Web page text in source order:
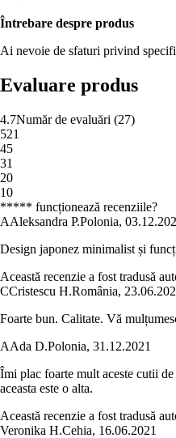
Întrebare despre produs
Ai nevoie de sfaturi privind
Evaluare produs
4.7Număr de evaluări (27)
521
45
31
20
10
***** funcționează recenziile?
AAleksandra P.Polonia,
Design japonez minimalist și
Această recenzie a fost tradusă
CCristescu H.România,
Foarte bun. Calitate. Vă
AAda D.Polonia, 31.12.2021
Îmi plac foarte mult aceste cutii
aceasta este o alta.
Această recenzie a fost tradusă
Veronika H.Cehia, 16.06.2021